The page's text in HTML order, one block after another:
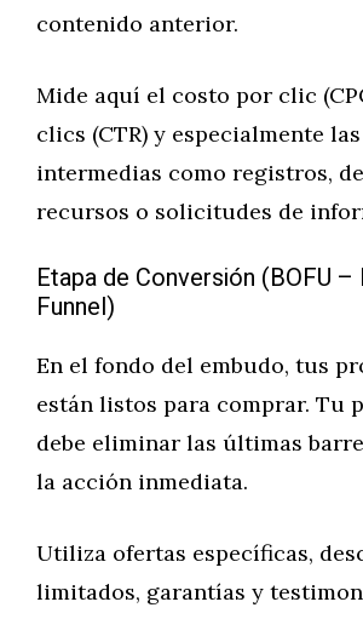
contenido anterior.
Mide aquí el costo por clic
clics (CTR) y especialmente
intermedias como registros,
recursos o solicitudes de
Etapa de Conversión (BOFU
Funnel)
En el fondo del embudo, tus
están listos para comprar. Tu
debe eliminar las últimas
la acción inmediata.
Utiliza ofertas específicas,
limitados, garantías y